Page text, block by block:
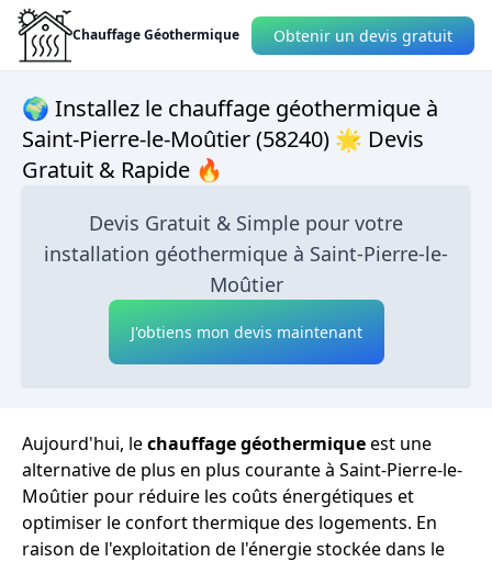
Chauffage Géothermique Obtenir un devis gratuit
🌍 Installez le chauffage géothermique à
Saint-Pierre-le-Moûtier (58240) 🌟 Devis
Gratuit & Rapide 🔥
Devis Gratuit & Simple pour votre
installation géothermique à Saint-Pierre-le-
Moûtier
J'obtiens mon devis maintenant
Aujourd'hui, lechauffage géothermiqueest une
alternative de plus en plus courante à Saint-Pierre-le-
Moûtier pour réduire les coûts énergétiques et
optimiser le confort thermique des logements. En
raison de l'exploitation de l'énergie stockée dans le